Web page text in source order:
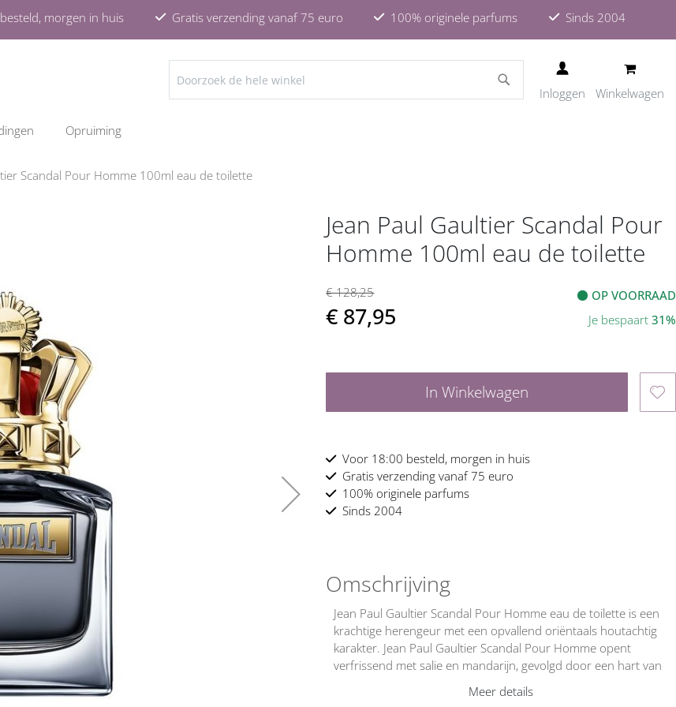
morgen in huis Gratis verzending vanaf 75 euro 100% originele parfums Sinds 2004
Inloggen Winkelwagen
ZOEKEN
Opruiming
Scandal Pour Homme 100ml eau de toilette
Jean Paul Gaultier Scandal Pour
Homme 100ml eau de toilette
€ 128,25
€ 87,95
OP VOORRAAD
Je bespaart 31%
In Winkelwagen
Voor 18:00 besteld, morgen in huis
Gratis verzending vanaf 75 euro
100% originele parfums
Sinds 2004
Omschrijving
Jean Paul Gaultier Scandal Pour Homme eau de toilette is een
krachtige herengeur met een opvallend oriëntaals houtachtig
karakter. Jean Paul Gaultier Scandal Pour Homme opent
verfrissend met salie en mandarijn, gevolgd door een hart van
karamel en tonkaboon dat warmte en sensualiteit toevoegt. De
basis geeft diepte met vetiver en rijke houttonen, waardoor
Meer details